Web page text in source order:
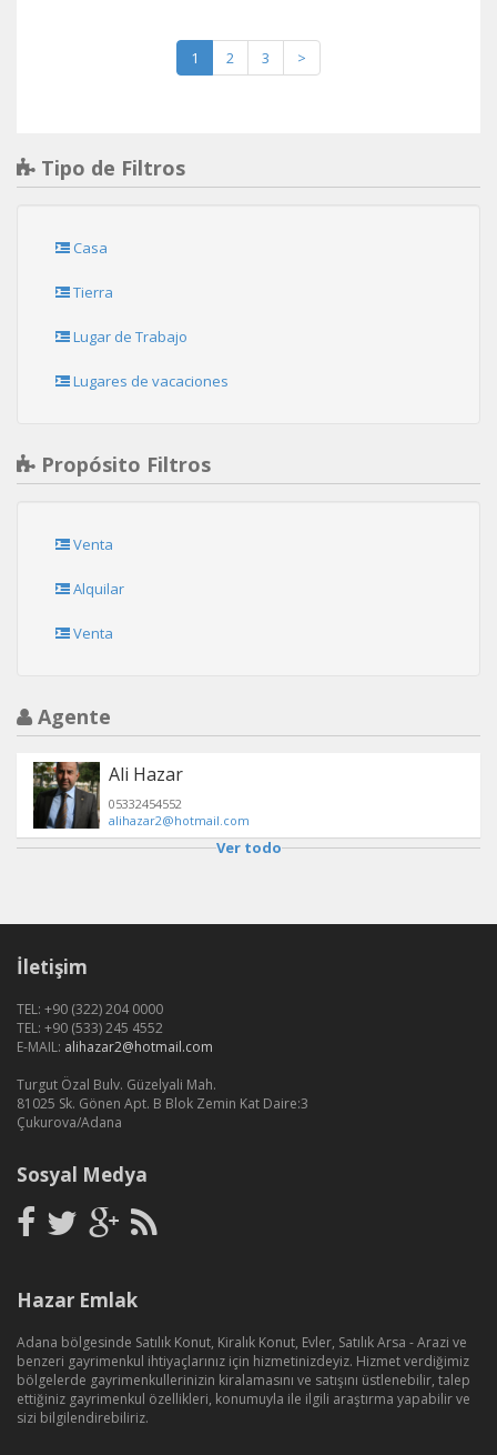
1 2 3 >
Tipo de Filtros
Casa
Tierra
Lugar de Trabajo
Lugares de vacaciones
Propósito Filtros
Venta
Alquilar
Venta
Agente
Ali Hazar
05332454552
alihazar2@hotmail.com
Ver todo
İletişim
TEL: +90 (322) 204 0000
TEL: +90 (533) 245 4552
E-MAIL: alihazar2@hotmail.com
Turgut Özal Bulv. Güzelyali Mah.
81025 Sk. Gönen Apt. B Blok Zemin Kat Daire:3
Çukurova/Adana
Sosyal Medya
Hazar Emlak
Adana bölgesinde Satılık Konut, Kiralık Konut, Evler, Satılık Arsa - Arazi ve
benzeri gayrimenkul ihtiyaçlarınız için hizmetinizdeyiz. Hizmet verdiğimiz
bölgelerde gayrimenkullerinizin kiralamasını ve satışını üstlenebilir, talep
ettiğiniz gayrimenkul özellikleri, konumuyla ile ilgili araştırma yapabilir ve
sizi bilgilendirebiliriz.